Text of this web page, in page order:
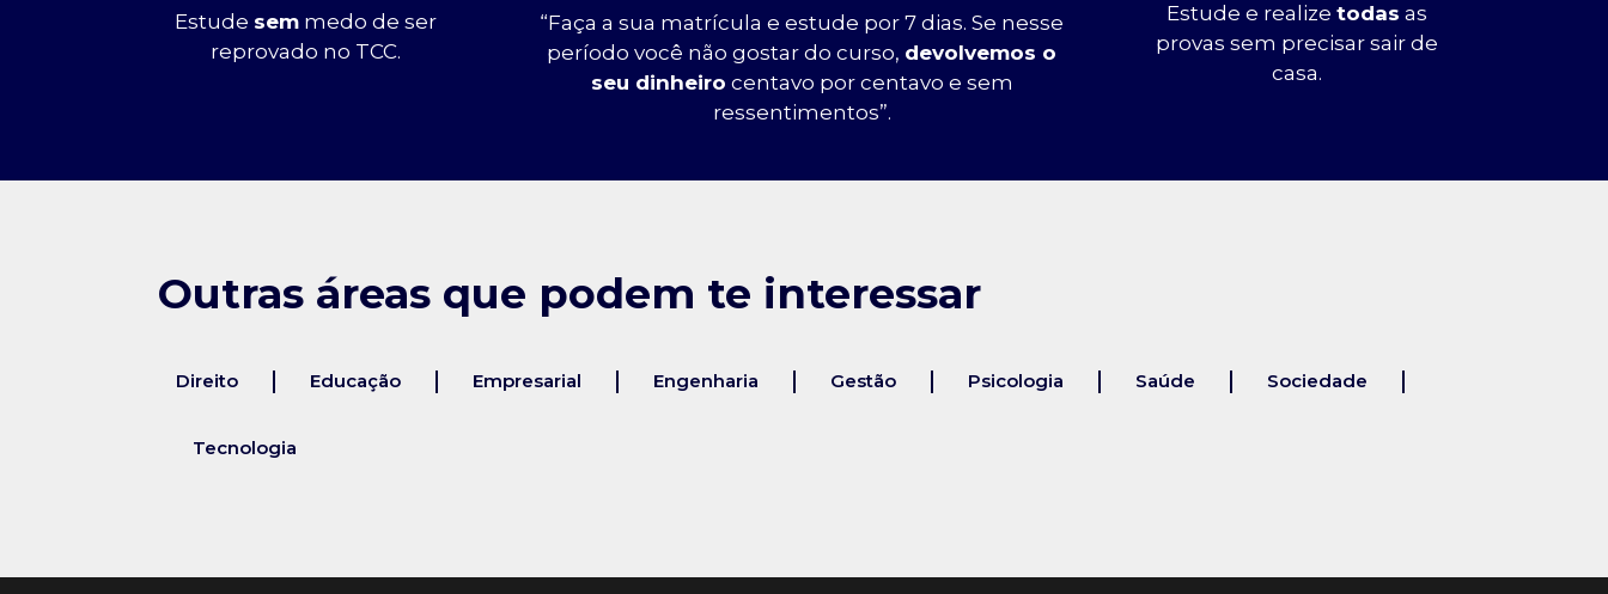
Estude sem medo de ser
reprovado no TCC.
“Faça a sua matrícula e estude por 7 dias. Se nesse
período você não gostar do curso, devolvemos o
seu dinheiro centavo por centavo e sem
ressentimentos”.
Estude e realizetodas as
provas sem precisar sair de
casa.
Outras áreas que podem te interessar
Direito Educação Empresarial Engenharia Gestão Psicologia Saúde Sociedade
Tecnologia